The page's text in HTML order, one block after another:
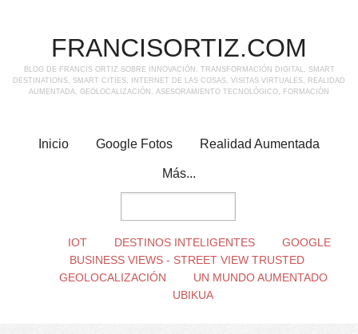
FRANCISORTIZ.COM
BLOG DE FRANCIS ORTIZ SOBRE INNOVACIÓN, TRANSFORMACIÓN DIGITAL, SMART
DESTINATIONS, SMART CITIES, INTERNET DE LAS COSAS, VISITAS VIRTUALES, REALIDAD
AUMENTADA, GEOLOCALIZACIÓN, ASESORAMIENTO TECNOLÓGICO, FORMACIÓN
Inicio Google Fotos Realidad Aumentada
Más...
IOT DESTINOS INTELIGENTES
GOOGLE
BUSINESS VIEWS - STREET VIEW TRUSTED
GEOLOCALIZACIÓN
UN MUNDO AUMENTADO
UBIKUA